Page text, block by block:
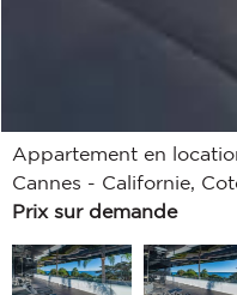
Appartement en
Cannes - Californie,
Prix sur demande